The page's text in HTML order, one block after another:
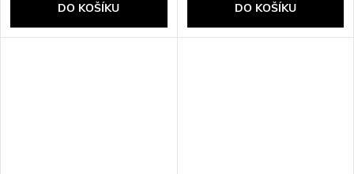
DO KOŠÍKU DO KOŠÍKU